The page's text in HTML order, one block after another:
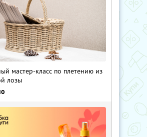
мастер-класс по плетению из
лозы